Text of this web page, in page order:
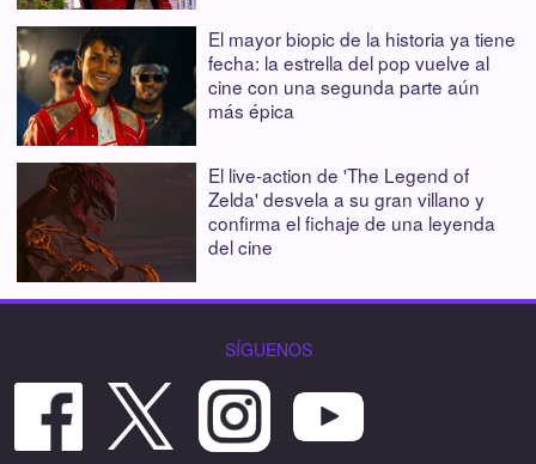
El mayor biopic de la historia ya tiene
fecha: la estrella del pop vuelve al
cine con una segunda parte aún
más épica
El live-action de 'The Legend of
Zelda' desvela a su gran villano y
confirma el fichaje de una leyenda
del cine
SÍGUENOS